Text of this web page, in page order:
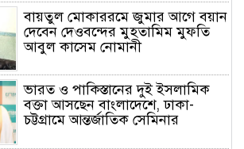
বায়তুল মোকাররমে জুমার আগে বয়ান
দেবেন দেওবন্দের মুহতামিম মুফতি
আবুল কাসেম নোমানী
ভারত ও পাকিস্তানের দুই ইসলামিক
বক্তা আসছেন বাংলাদেশে, ঢাকা-
চট্টগ্রামে আন্তর্জাতিক সেমিনার